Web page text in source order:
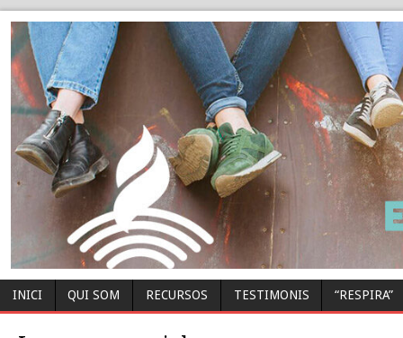
INICI QUI SOM RECURSOS TESTIMONIS “RESPIRA”